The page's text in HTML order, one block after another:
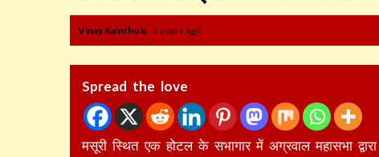
Vinay Kainthola 5 years ago
Spread the love
मसूरी स्थित एक होटल के सभागार में अग्रवाल महासभा